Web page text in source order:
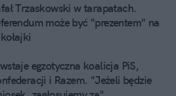
Trzaskowski w tarapatach.
może być "prezentem" na
egzotyczna koalicja PiS,
i Razem. "Jeżeli będzie